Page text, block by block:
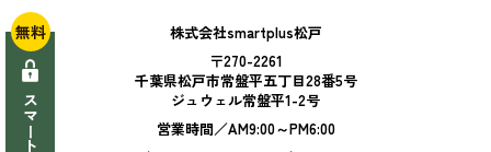
株式会社smartplus松戸
〒270-2261
千葉県松戸市常盤平五丁目28番5号
ジュウェル常盤平1-2号
営業時間／AM9:00～PM6:00
無料